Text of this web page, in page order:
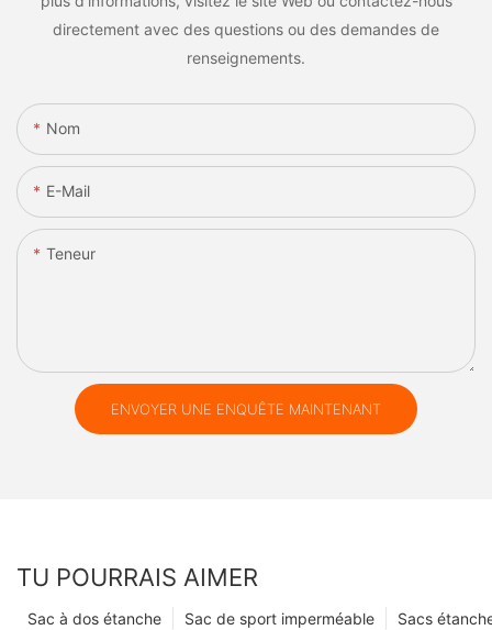
directement avec des questions ou des demandes de
renseignements.
Nom
E-Mail
Teneur
ENVOYER UNE ENQUÊTE MAINTENANT
TU POURRAIS AIMER
Sacs
Sac de sport imperméable
Sac à dos étanche